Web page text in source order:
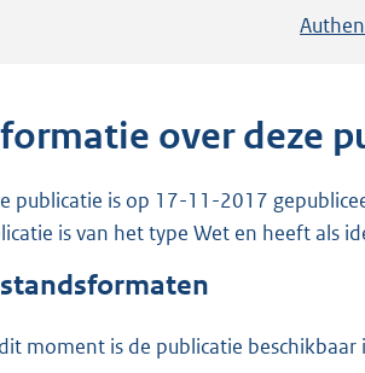
over deze
publicatie is op 17-11-2017
is van het type Wet en heeft als
moment is de publicatie